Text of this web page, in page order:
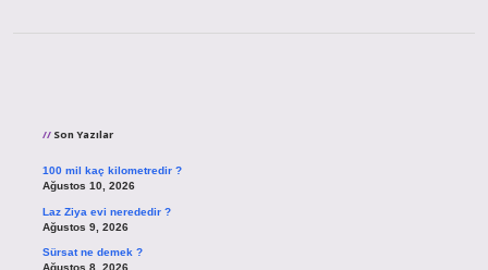
Son Yazılar
100 mil kaç kilometredir ?
Ağustos 10, 2026
Laz Ziya evi nerededir ?
Ağustos 9, 2026
Sürsat ne demek ?